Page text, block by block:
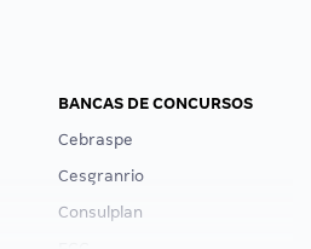
BANCAS DE CONCURSOS
Cebraspe
Cesgranrio
Consulplan